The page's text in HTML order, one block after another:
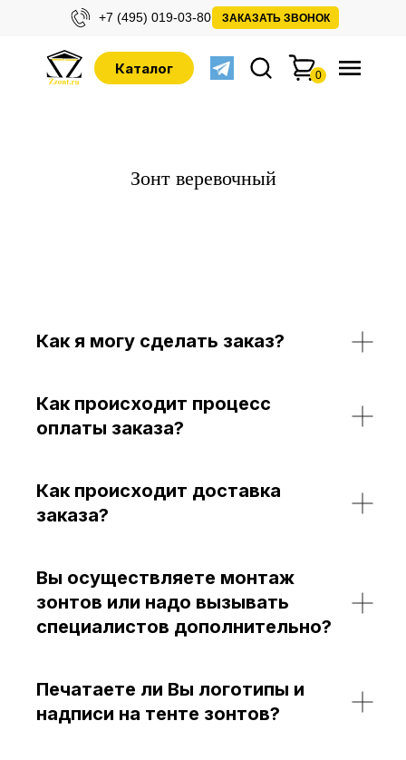
+7 (495) 019-03-80 ЗАКАЗАТЬ ЗВОНОК
0
Каталог
Зонт веревочный
Как я могу сделать заказ?
Как происходит процесс
оплаты заказа?
Как происходит доставка
заказа?
Вы осуществляете монтаж
зонтов или надо вызывать
специалистов дополнительно?
Печатаете ли Вы логотипы и
надписи на тенте зонтов?